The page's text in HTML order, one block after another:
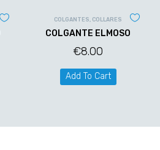
COLGANTES, COLLARES
COLGANTE ELMOSO
€8.00
Add To Cart